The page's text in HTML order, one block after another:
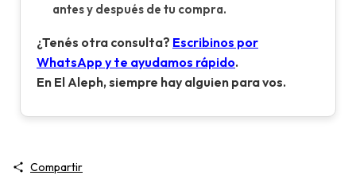
antes y después de tu compra.
¿Tenés otra consulta? Escribinos por
WhatsApp y te ayudamos rápido.
En El Aleph, siempre hay alguien para vos.
Compartir